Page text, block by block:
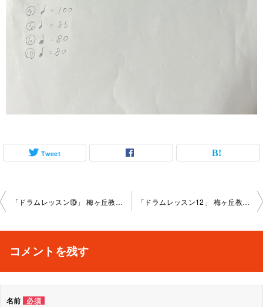
Tweet
投
ビ
「ドラムレッスン⑩」 梅ヶ丘教室 2023-9-27-­no0050-­1131 「ドラムレッスン12」 梅ヶ丘教室 2023-10-24-­no0050-­1131
コメントを残す
名前 必須